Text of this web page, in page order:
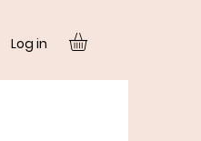
Log in